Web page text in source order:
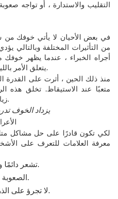
التقليب والاستدارة ، أو تواجه
في بعض الأحيان لا يأتي خوفك
من التأثيرات المختلفة وبالتالي
أجراه الخبراء ، عندما يظهر خوفك
يتعلق الأمر بالليل ، غالبًا ما يكون لديك كوابيس.
منذ ذلك الحين ، أثرت على القدرة
متعبًا عند الاستيقاظ. تخلق هذه
زيادة الخوف والغرق بشكل أعمق.
يزداد الخوف
لكي تكون قادرًا على حل مشاكل
معرفة العلامات للتعرف على
تشعر دائمًا وكأنك تتعرض لهجوم نفسي.
الصعوبة والخوف عند النوم بمفردك.
لا تجرؤ على الذهاب إلى المرحاض كل ليلة.